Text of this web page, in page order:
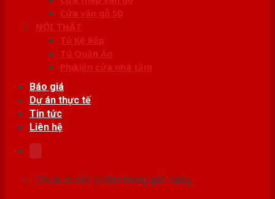
Cửa vân gỗ 5D
NỘI THẤT
Tủ Kệ Bếp
Tủ Quần Áo
Phụ kiện cửa nhà tắm
Báo giá
Dự án thực tế
Tin tức
Liên hệ
Chưa có sản phẩm trong giỏ hàng.